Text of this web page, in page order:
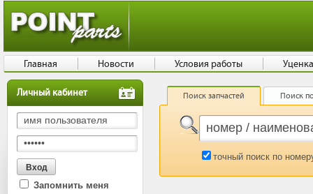
Личный кабинет
Запомнить меня
Поиск запчастей Поиск
точный поиск по
Главная Новости Условия работы